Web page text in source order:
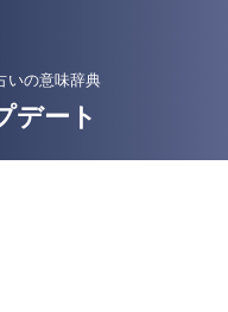
いの意味辞典
デート